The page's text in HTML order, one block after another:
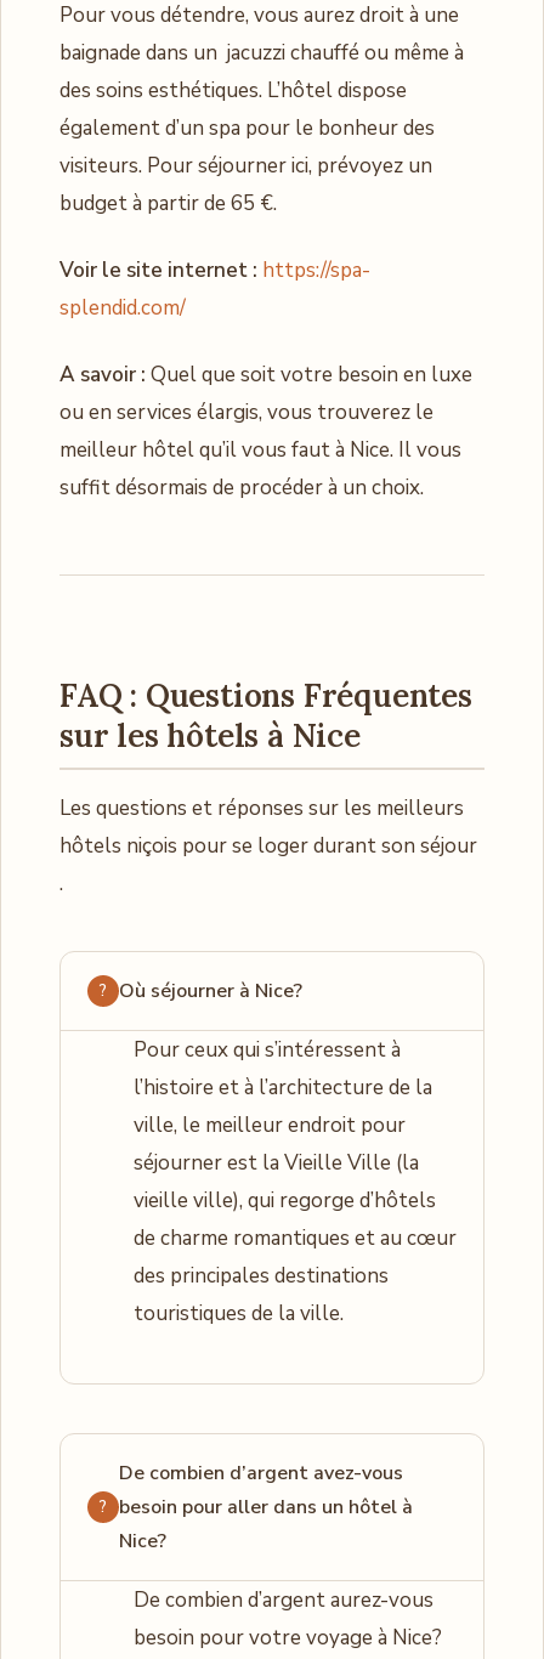
Pour vous détendre, vous aurez droit à une
baignade dans un jacuzzi chauffé ou même à
des soins esthétiques. L’hôtel dispose
également d’un spa pour le bonheur des
visiteurs. Pour séjourner ici, prévoyez un
budget à partir de 65 €.
Voir le site internet : https://spa-
splendid.com/
A savoir : Quel que soit votre besoin en luxe
ou en services élargis, vous trouverez le
meilleur hôtel qu’il vous faut à Nice. Il vous
suffit désormais de procéder à un choix.
FAQ : Questions Fréquentes
sur les hôtels à Nice
Les questions et réponses sur les meilleurs
hôtels niçois pour se loger durant son séjour
.
Où séjourner à Nice?
Pour ceux qui s’intéressent à
l’histoire et à l’architecture de la
ville, le meilleur endroit pour
séjourner est la Vieille Ville (la
vieille ville), qui regorge d’hôtels
de charme romantiques et au cœur
des principales destinations
touristiques de la ville.
De combien d’argent avez-vous
besoin pour aller dans un hôtel à
Nice?
De combien d’argent aurez-vous
besoin pour votre voyage à Nice?